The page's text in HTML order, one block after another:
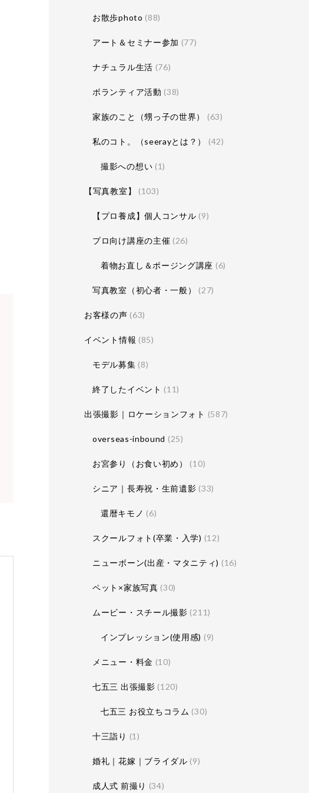
お散歩photo (88)
アート＆セミナー参加 (77)
ナチュラル生活 (76)
ボランティア活動 (38)
家族のこと（甥っ子の世界） (63)
私のコト。（seerayとは？） (42)
撮影への想い (1)
【写真教室】 (103)
【プロ養成】個人コンサル (9)
プロ向け講座の主催 (26)
着物お直し＆ポージング講座 (6)
写真教室（初心者・一般） (27)
お客様の声 (63)
イベント情報 (85)
モデル募集 (8)
終了したイベント (11)
出張撮影｜ロケーションフォト (587)
overseas-inbound (25)
お宮参り（お食い初め） (10)
シニア｜長寿祝・生前遺影 (33)
還暦キモノ (6)
スクールフォト(卒業・入学) (12)
ニューボーン(出産・マタニティ) (16)
ペット×家族写真 (30)
ムービー・スチール撮影 (211)
インプレッション(使用感) (9)
メニュー・料金 (10)
七五三 出張撮影 (120)
七五三 お役立ちコラム (30)
十三詣り (1)
婚礼｜花嫁｜ブライダル (9)
成人式 前撮り (34)